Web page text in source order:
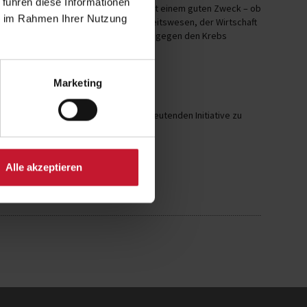
Rahmen Ihrer Nutzung
Marketing
Alle akzeptieren
macht? Es verbindet Bewegung mit einem guten Zweck – ob
Teams aus dem Gesundheitswesen, der Wirtschaft
ein Ziel: Hoffnung geben und aktiv gegen den Krebs
freuen wir uns, Teil dieser bedeutenden Initiative zu